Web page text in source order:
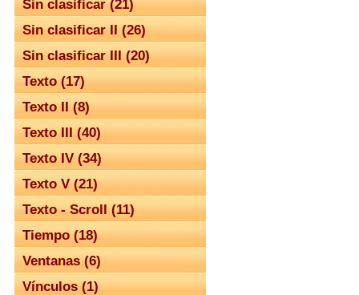
Sin clasificar (21)
Sin clasificar II (26)
Sin clasificar III (20)
Texto (17)
Texto II (8)
Texto III (40)
Texto IV (34)
Texto V (21)
Texto - Scroll (11)
Tiempo (18)
Ventanas (6)
Vínculos (1)